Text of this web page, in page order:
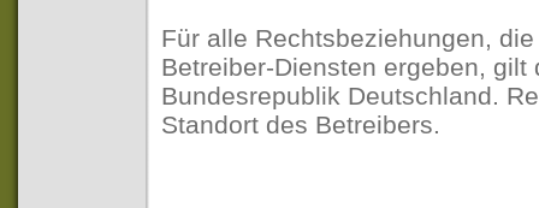
Für alle Rechtsbeziehungen,
Betreiber-Diensten ergeben, gilt
Bundesrepublik Deutschland.
Standort des Betreibers.